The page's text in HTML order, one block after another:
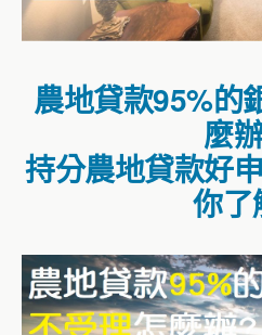
農地貸款95%的
麼
持分農地貸款好
你了